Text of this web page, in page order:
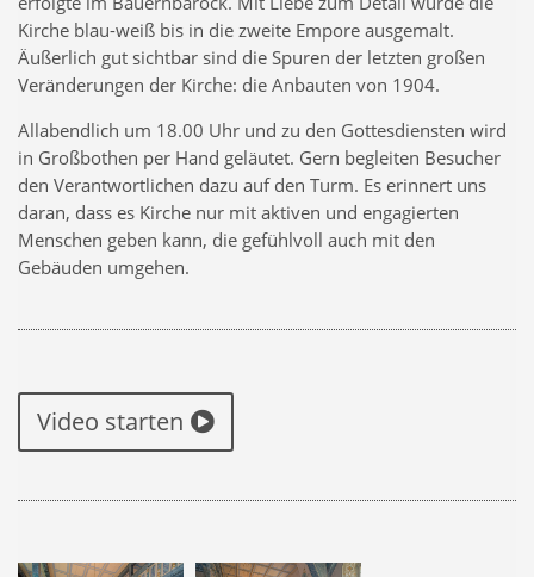
Kirche blau-weiß bis in die zweite Empore ausgemalt.
Äußerlich gut sichtbar sind die Spuren der letzten großen
Veränderungen der Kirche: die Anbauten von 1904.
Allabendlich um 18.00 Uhr und zu den Gottesdiensten wird
in Großbothen per Hand geläutet. Gern begleiten Besucher
den Verantwortlichen dazu auf den Turm. Es erinnert uns
daran, dass es Kirche nur mit aktiven und engagierten
Menschen geben kann, die gefühlvoll auch mit den
Gebäuden umgehen.
Video starten